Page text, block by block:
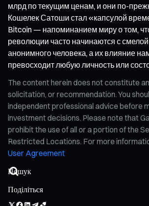
млрд по текущим ценам, и они по-
Кошелек Сатоши стал «капсулой
Bitcoin — напоминанием миру о том,
революции часто начинаются с
анонимного человека, а их влияние
превосходит любую личность или
The content herein does not constitute
solicitation, or recommendation. You
independent professional advice before
investment decisions. Please note that
prohibit the use of all or a portion of the
Restricted Locations. For more
User Agreement
Поділіться